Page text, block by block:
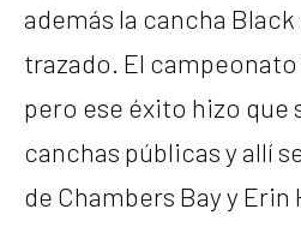
además la cancha Black
trazado. El
pero ese éxito hizo que
canchas públicas y allí
de Chambers Bay y